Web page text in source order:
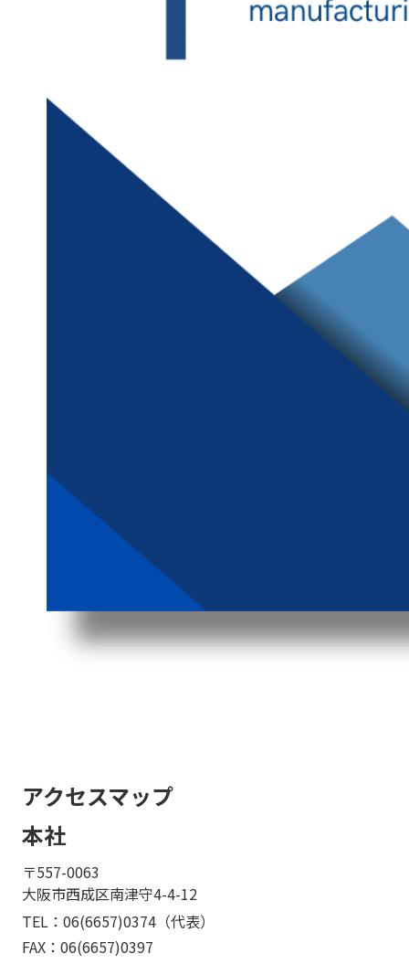
アクセスマップ
本社
〒557-0063
大阪市西成区南津守4-4-12
TEL： 06(6657)0374 （代表）
FAX：06(6657)0397